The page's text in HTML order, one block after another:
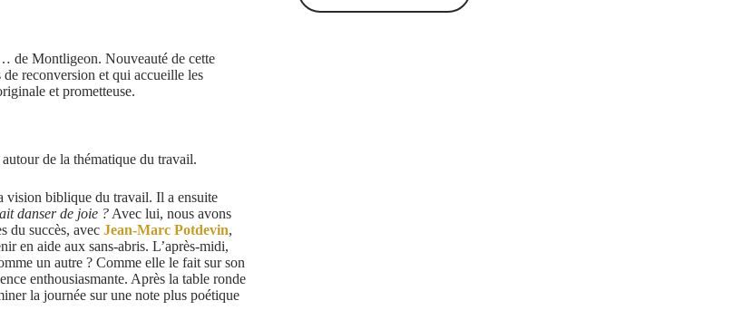
de Montligeon. Nouveauté de cette
reconversion et qui accueille les
et prometteuse.
de la thématique du travail.
vision biblique du travail. Il a ensuite
danser de joie ? Avec lui, nous avons
du succès, avec Jean-Marc Potdevin,
en aide aux sans-abris. L’après-midi,
un autre ? Comme elle le fait sur son
enthousiasmante. Après la table ronde
la journée sur une note plus poétique